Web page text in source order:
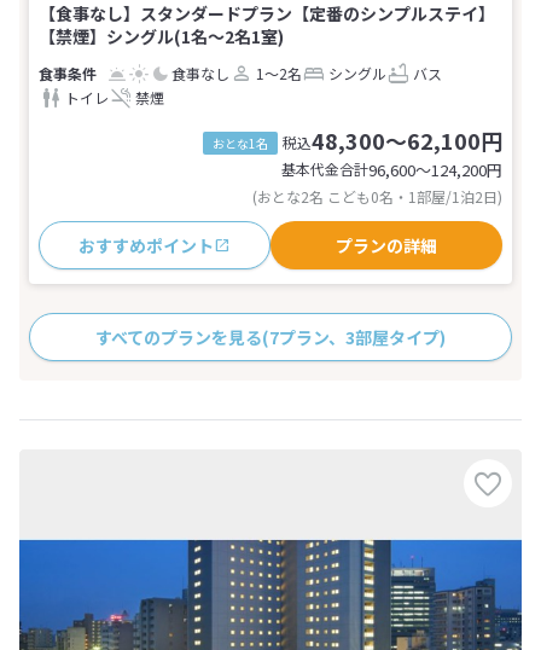
【食事なし】スタンダードプラン【定番のシンプルステイ】
【禁煙】シングル(1名～2名1室)
食事なし 1～2名 シングル
バス
トイレ
禁煙
おとな1名 税込48,300～62,100円
基本代金合計96,600〜124,200円
(おとな2名 こども0名・1部屋/1泊2日)
おすすめポイント プランの詳細
すべてのプランを見る(7プラン、3部屋タイプ)